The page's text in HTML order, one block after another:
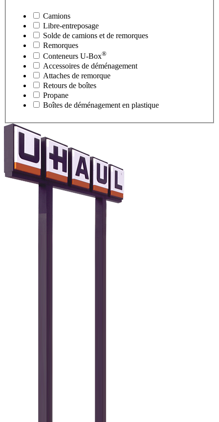
Camions
Libre-entreposage
Solde de camions et de remorques
Remorques
Conteneurs U-Box®
Accessoires de déménagement
Attaches de remorque
Retours de boîtes
Propane
Boîtes de déménagement en plastique